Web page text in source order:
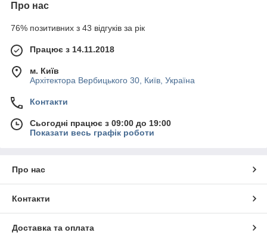
Про нас
76% позитивних з 43 відгуків за рік
Працює з 14.11.2018
м. Київ
Архітектора Вербицького 30, Київ, Україна
Контакти
Сьогодні працює з 09:00 до 19:00
Показати весь графік роботи
Про нас
Контакти
Доставка та оплата